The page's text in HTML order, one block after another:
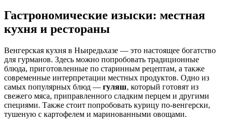
Гастрономические изыски: местная
кухня и рестораны
Венгерская кухня в Ньиредьхазе — это настоящее богатство
для гурманов. Здесь можно попробовать традиционные
блюда, приготовленные по старинным рецептам, а также
современные интерпретации местных продуктов. Одно из
самых популярных блюд — гуляш, который готовят из
свежего мяса, приправленного сладким перцем и другими
специями. Также стоит попробовать курицу по-венгерски,
тушеную с картофелем и маринованными овощами.